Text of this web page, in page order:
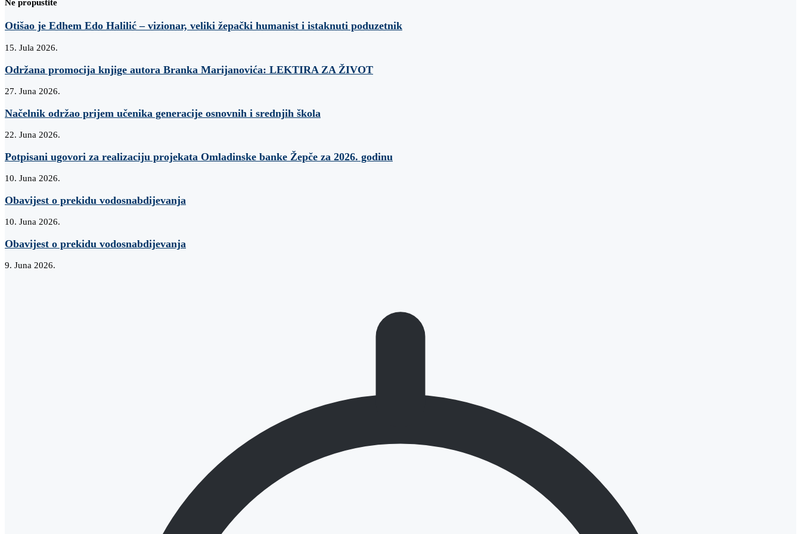
Ne propustite
Otišao je Edhem Edo Halilić – vizionar, veliki žepački humanist i istaknuti poduzetnik
15. Jula 2026.
Održana promocija knjige autora Branka Marijanovića: LEKTIRA ZA ŽIVOT
27. Juna 2026.
Načelnik održao prijem učenika generacije osnovnih i srednjih škola
22. Juna 2026.
Potpisani ugovori za realizaciju projekata Omladinske banke Žepče za 2026. godinu
10. Juna 2026.
Obavijest o prekidu vodosnabdijevanja
10. Juna 2026.
Obavijest o prekidu vodosnabdijevanja
9. Juna 2026.